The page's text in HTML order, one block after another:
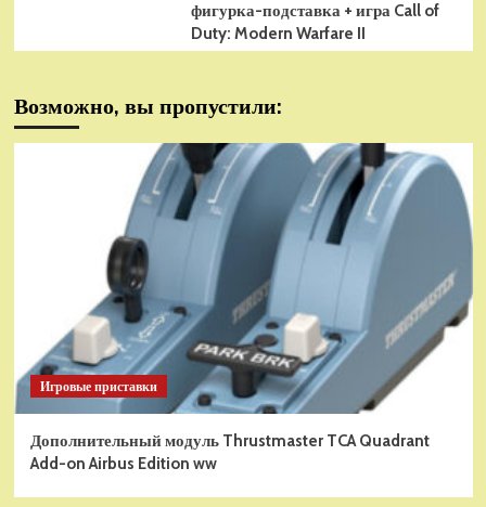
фигурка-подставка + игра Call of
Duty: Modern Warfare II
Возможно, вы пропустили:
Игровые приставки
Дополнительный модуль Thrustmaster TCA Quadrant
Add-on Airbus Edition ww